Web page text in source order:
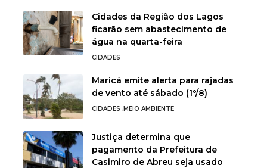
Cidades da Região dos Lagos
ficarão sem abastecimento de
água na quarta-feira
CIDADES
Maricá emite alerta para rajadas
de vento até sábado (1º/8)
CIDADES MEIO AMBIENTE
Justiça determina que
pagamento da Prefeitura de
Casimiro de Abreu seja usado